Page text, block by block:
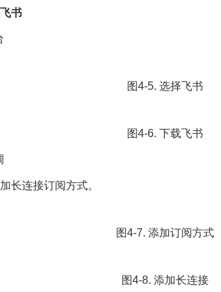
书
图4-5. 选择飞书
图4-6. 下载飞书
长连接订阅方式。
图4-7. 添加订阅方式
图4-8. 添加长连接